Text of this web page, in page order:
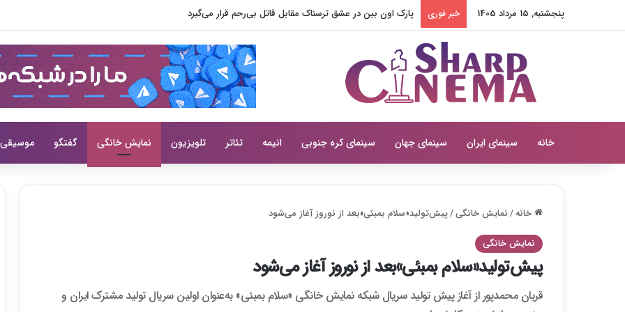
پنجشنبه, 15 مرداد 1405 خبر فوری پارک اون بین در عشق ترسناک مقابل قاتل بی‌رحم قرار می‌گیرد
خانه سینمای ایران سینمای جهان سینمای کره جنوبی انیمه تئاتر تلویزیون نمایش خانگی گفتگو موسیقی
خانه/نمایش خانگی/پیش‌تولید«سلام بمبئی»بعد از نوروز آغاز می‌شود
نمایش خانگی
پیش‌تولید«سلام بمبئی»بعد از نوروز آغاز می‌شود
قربان محمدپور از آغاز پیش تولید سریال شبکه نمایش خانگی «سلام بمبئی» به‌عنوان اولین سریال تولید مشترک ایران و